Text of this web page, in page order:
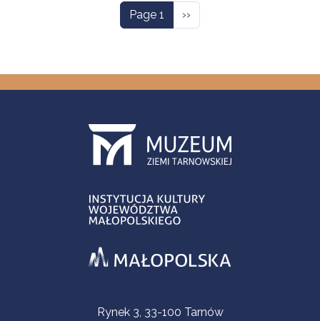
Page 1 Next page
››
Contact InformationRynek 3, 33-100 Tarnów